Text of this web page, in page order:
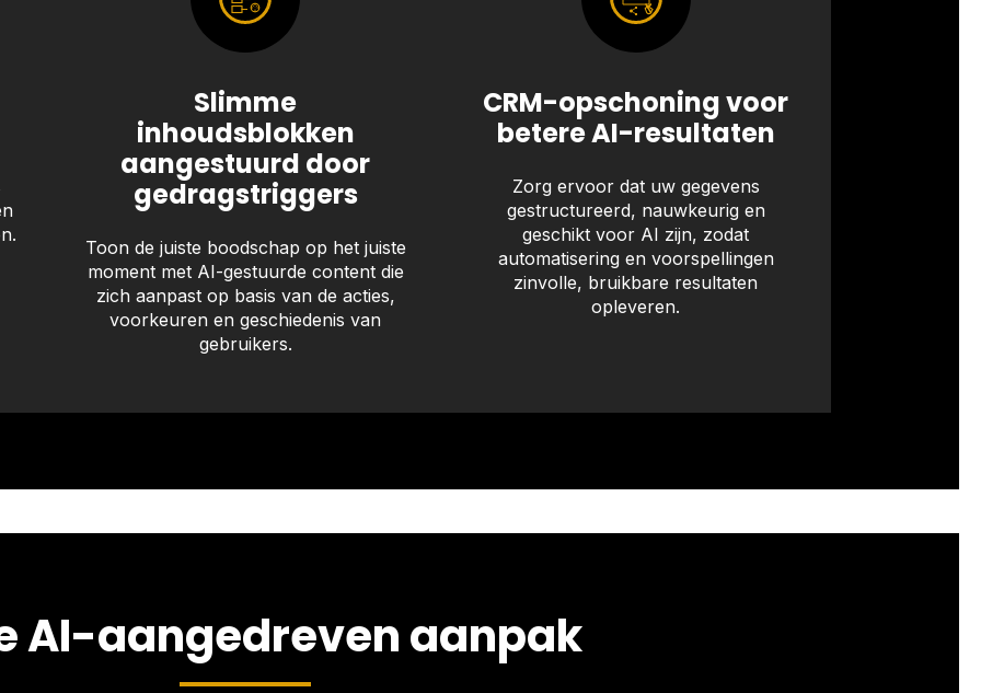
Slimme
inhoudsblokken
aangestuurd door
gedragstriggers
Toon de juiste boodschap op het juiste
moment met AI-gestuurde content die
zich aanpast op basis van de acties,
voorkeuren en geschiedenis van
gebruikers.
CRM-opschoning voor
betere AI-resultaten
Zorg ervoor dat uw gegevens
gestructureerd, nauwkeurig en
geschikt voor AI zijn, zodat
automatisering en voorspellingen
zinvolle, bruikbare resultaten
opleveren.
AI-aangedreven aanpak